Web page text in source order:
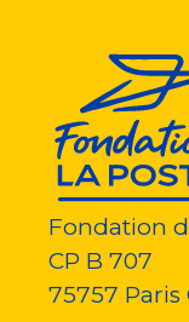
Fondation
CP B 707
75757 Paris